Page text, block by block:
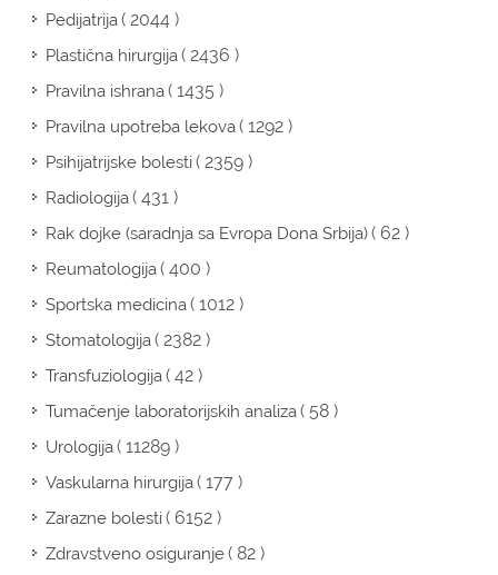
Pedijatrija( 2044 )
Plastična hirurgija( 2436 )
Pravilna ishrana( 1435 )
Pravilna upotreba lekova( 1292 )
Psihijatrijske bolesti( 2359 )
Radiologija( 431 )
Rak dojke (saradnja sa Evropa Dona Srbija)( 62 )
Reumatologija( 400 )
Sportska medicina( 1012 )
Stomatologija( 2382 )
Transfuziologija( 42 )
Tumačenje laboratorijskih analiza( 58 )
Urologija( 11289 )
Vaskularna hirurgija( 177 )
Zarazne bolesti( 6152 )
Zdravstveno osiguranje( 82 )